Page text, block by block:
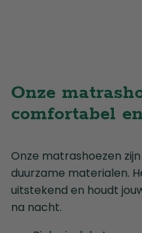
Onze
comfortabel
Onze matrashoezen
duurzame materialen.
uitstekend en houdt
na nacht.